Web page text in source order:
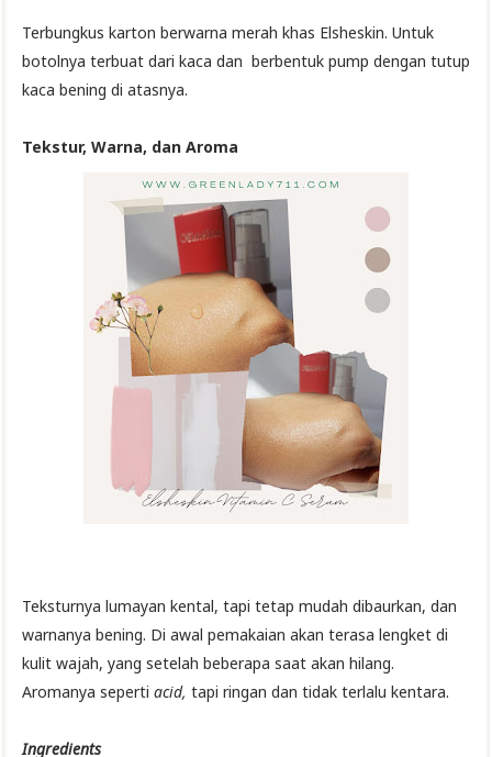
Terbungkus karton berwarna merah khas Elsheskin. Untuk
botolnya terbuat dari kaca dan berbentuk pump dengan tutup
kaca bening di atasnya.
Tekstur, Warna, dan Aroma
Teksturnya lumayan kental, tapi tetap mudah dibaurkan, dan
warnanya bening. Di awal pemakaian akan terasa lengket di
kulit wajah, yang setelah beberapa saat akan hilang.
Aromanya seperti acid, tapi ringan dan tidak terlalu kentara.
Ingredients